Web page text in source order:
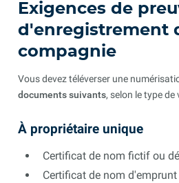
Exigences de
d'enregistrement
compagnie
Vous devez téléverser une
documents suivants, selon le type
À propriétaire unique
Certificat de nom fictif ou
Certificat de nom d'emprunt